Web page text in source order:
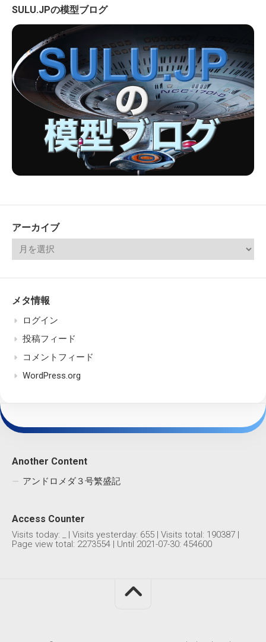
SULU.JPの模型ブログ
アーカイブ
メタ情報
ログイン
投稿フィード
コメントフィード
WordPress.org
Another Content
アンドロメダ３号繁盛記
Access Counter
Visits today: | Visits yesterday: 655 | Visits total: 190387
Page view total: 2273554 | Until 2021-07-30: 454600